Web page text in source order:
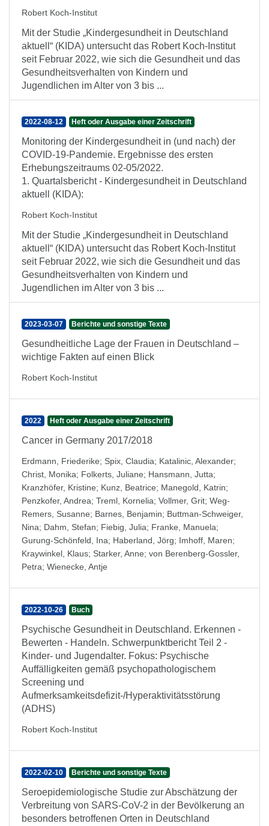
Robert Koch-Institut
Mit der Studie „Kindergesundheit in Deutschland
aktuell“ (KIDA) untersucht das Robert Koch-Institut
seit Februar 2022, wie sich die Gesundheit und das
Gesundheitsverhalten von Kindern und
Jugendlichen im Alter von 3 bis ...
2022-08-12 Heft oder Ausgabe einer Zeitschrift
Monitoring der Kindergesundheit in (und nach) der
COVID-19-Pandemie. Ergebnisse des ersten
Erhebungszeitraums 02-05/2022.
1. Quartalsbericht - Kindergesundheit in Deutschland
aktuell (KIDA):
Robert Koch-Institut
Mit der Studie „Kindergesundheit in Deutschland
aktuell“ (KIDA) untersucht das Robert Koch-Institut
seit Februar 2022, wie sich die Gesundheit und das
Gesundheitsverhalten von Kindern und
Jugendlichen im Alter von 3 bis ...
2023-03-07 Berichte und sonstige Texte
Gesundheitliche Lage der Frauen in Deutschland –
wichtige Fakten auf einen Blick
Robert Koch-Institut
2022 Heft oder Ausgabe einer Zeitschrift
Cancer in Germany 2017/2018
Erdmann, Friederike; Spix, Claudia; Katalinic, Alexander;
Christ, Monika; Folkerts, Juliane; Hansmann, Jutta;
Kranzhöfer, Kristine; Kunz, Beatrice; Manegold, Katrin;
Penzkofer, Andrea; Treml, Kornelia; Vollmer, Grit; Weg-
Remers, Susanne; Barnes, Benjamin; Buttman-Schweiger,
Nina; Dahm, Stefan; Fiebig, Julia; Franke, Manuela;
Gurung-Schönfeld, Ina; Haberland, Jörg; Imhoff, Maren;
Kraywinkel, Klaus; Starker, Anne; von Berenberg-Gossler,
Petra; Wienecke, Antje
2022-10-26 Buch
Psychische Gesundheit in Deutschland. Erkennen -
Bewerten - Handeln. Schwerpunktbericht Teil 2 -
Kinder- und Jugendalter. Fokus: Psychische
Auffälligkeiten gemäß psychopathologischem
Screening und
Aufmerksamkeitsdefizit-/Hyperaktivitätsstörung
(ADHS)
Robert Koch-Institut
2022-02-10 Berichte und sonstige Texte
Seroepidemiologische Studie zur Abschätzung der
Verbreitung von SARS-CoV-2 in der Bevölkerung an
besonders betroffenen Orten in Deutschland